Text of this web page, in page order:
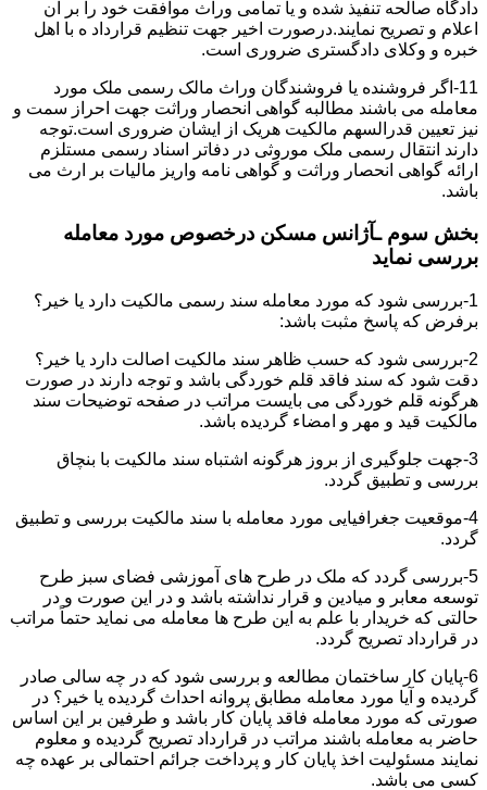
دادگاه صالحه تنفیذ شده و یا تمامی وراث موافقت خود را بر آن
اعلام و تصریح نمایند.درصورت اخیر جهت تنظیم قرارداد ه با اهل
خبره و وکلای دادگستری ضروری است.
11-اگر فروشنده یا فروشندگان وراث مالک رسمی ملک مورد
معامله می باشند مطالبه گواهی انحصار وراثت جهت احراز سمت و
نیز تعیین قدرالسهم مالکیت هریک از ایشان ضروری است.توجه
دارند انتقال رسمی ملک موروثی در دفاتر اسناد رسمی مستلزم
ارائه گواهی انحصار وراثت و گواهی نامه واریز مالیات بر ارث می
باشد.
بخش سوم ـآژانس مسکن درخصوص مورد معامله
بررسی نماید
1-بررسی شود که مورد معامله سند رسمی مالکیت دارد یا خیر؟
برفرض که پاسخ مثبت باشد:
2-بررسی شود که حسب ظاهر سند مالکیت اصالت دارد یا خیر؟
دقت شود که سند فاقد قلم خوردگی باشد و توجه دارند در صورت
هرگونه قلم خوردگی می بایست مراتب در صفحه توضیحات سند
مالکیت قید و مهر و امضاء گردیده باشد.
3-جهت جلوگیری از بروز هرگونه اشتباه سند مالکیت با بنچاق
بررسی و تطبیق گردد.
4-موقعیت جغرافیایی مورد معامله با سند مالکیت بررسی و تطبیق
گردد.
5-بررسی گردد که ملک در طرح های آموزشی فضای سبز طرح
توسعه معابر و میادین و قرار نداشته باشد و در این صورت و در
حالتی که خریدار با علم به این طرح ها معامله می نماید حتماً مراتب
در قرارداد تصریح گردد.
6-پایان کار ساختمان مطالعه و بررسی شود که در چه سالی صادر
گردیده و آیا مورد معامله مطابق پروانه احداث گردیده یا خیر؟ در
صورتی که مورد معامله فاقد پایان کار باشد و طرفین بر این اساس
حاضر به معامله باشند مراتب در قرارداد تصریح گردیده و معلوم
نمایند مسئولیت اخذ پایان کار و پرداخت جرائم احتمالی بر عهده چه
کسی می باشد.